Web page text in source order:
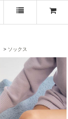
ソックス